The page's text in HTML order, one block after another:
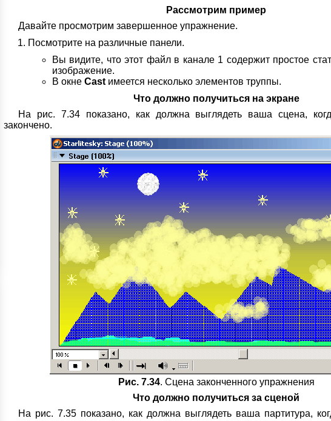
Рассмотрим пример
Давайте просмотрим завершенное упражнение.
Посмотрите на различные панели.
Вы видите, что этот файл в канале 1 содержит простое
изображение.
В окне Cast имеется несколько элементов труппы.
Что должно получиться на экране
На рис. 7.34 показано, как должна выглядеть ваша сцена,
закончено.
Рис. 7.34. Сцена законченного упражнения
Что должно получиться за сценой
На рис. 7.35 показано, как должна выглядеть ваша партитура,